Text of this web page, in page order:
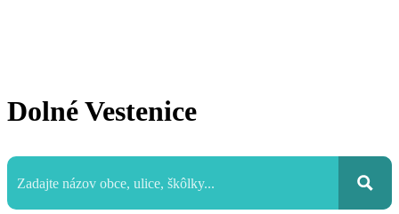
Dolné Vestenice